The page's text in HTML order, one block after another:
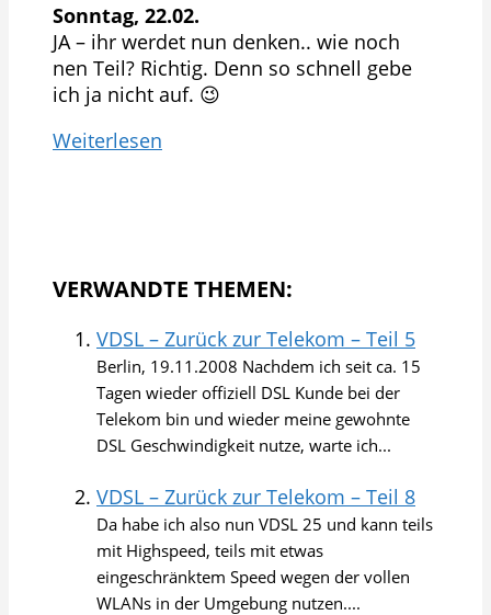
Sonntag, 22.02.
JA – ihr werdet nun denken.. wie noch
nen Teil? Richtig. Denn so schnell gebe
ich ja nicht auf. 😉
Weiterlesen
VERWANDTE THEMEN:
VDSL – Zurück zur Telekom – Teil 5
Berlin, 19.11.2008 Nachdem ich seit ca. 15
Tagen wieder offiziell DSL Kunde bei der
Telekom bin und wieder meine gewohnte
DSL Geschwindigkeit nutze, warte ich...
VDSL – Zurück zur Telekom – Teil 8
Da habe ich also nun VDSL 25 und kann teils
mit Highspeed, teils mit etwas
eingeschränktem Speed wegen der vollen
WLANs in der Umgebung nutzen....